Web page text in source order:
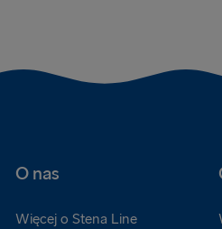
O nas
Więcej o Stena Line